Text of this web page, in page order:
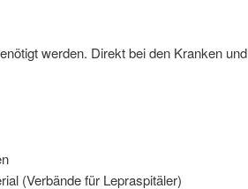
werden. Direkt bei den Kranken und
(Verbände für Lepraspitäler)